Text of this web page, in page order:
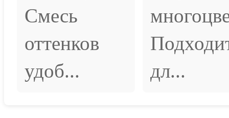
Смесь
оттенков
удоб...
дл...